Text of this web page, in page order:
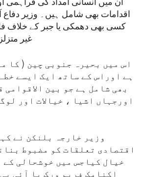
ان میں انسانی امداد کی فراہمی
اقدامات بھی شامل ہیں۔ وزیر دفاع
کسی بھی دھمکی یا جبر کے خلاف
غیر
اس میں بحیرہ جنوبی چین ( کا
ہے اوراس کے ساتھ ایک ایسے
بھی شامل ہے جو بین الاقوامی
اورجہاں اشیا ، خیالات اور
وزیر خارجہ بلنکن نے
اقتصادی تعلقات کو مضبوط
خیال کیاجس میں خوشحالی کے
اکنامک فریم ورک یا آئی